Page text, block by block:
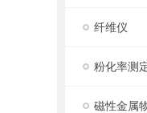
纤维仪
粉化率测
磁性金属